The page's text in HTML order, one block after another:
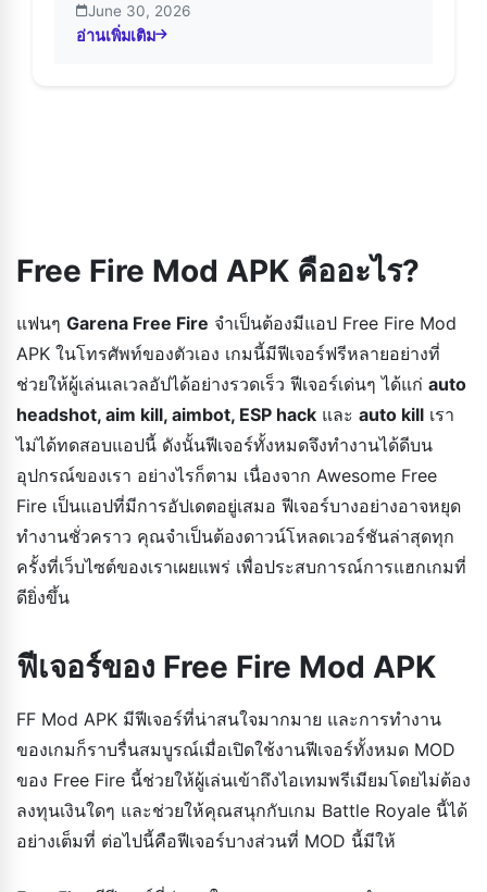
June 30, 2026
อ่านเพิ่มเติม
about คู่มือแผนที่ Free Fire: Bermuda, Purgatory และ
Free Fire Mod APK คืออะไร?
แฟนๆ Garena Free Fire จำเป็นต้องมีแอป Free Fire Mod
APK ในโทรศัพท์ของตัวเอง เกมนี้มีฟีเจอร์ฟรีหลายอย่างที่
ช่วยให้ผู้เล่นเลเวลอัปได้อย่างรวดเร็ว ฟีเจอร์เด่นๆ ได้แก่ auto
headshot, aim kill, aimbot, ESP hack และ auto kill เรา
ไม่ได้ทดสอบแอปนี้ ดังนั้นฟีเจอร์ทั้งหมดจึงทำงานได้ดีบน
อุปกรณ์ของเรา อย่างไรก็ตาม เนื่องจาก Awesome Free
Fire เป็นแอปที่มีการอัปเดตอยู่เสมอ ฟีเจอร์บางอย่างอาจหยุด
ทำงานชั่วคราว คุณจำเป็นต้องดาวน์โหลดเวอร์ชันล่าสุดทุก
ครั้งที่เว็บไซต์ของเราเผยแพร่ เพื่อประสบการณ์การแฮกเกมที่
ดียิ่งขึ้น
ฟีเจอร์ของ Free Fire Mod APK
FF Mod APK มีฟีเจอร์ที่น่าสนใจมากมาย และการทำงาน
ของเกมก็ราบรื่นสมบูรณ์เมื่อเปิดใช้งานฟีเจอร์ทั้งหมด MOD
ของ Free Fire นี้ช่วยให้ผู้เล่นเข้าถึงไอเทมพรีเมียมโดยไม่ต้อง
ลงทุนเงินใดๆ และช่วยให้คุณสนุกกับเกม Battle Royale นี้ได้
อย่างเต็มที่ ต่อไปนี้คือฟีเจอร์บางส่วนที่ MOD นี้มีให้